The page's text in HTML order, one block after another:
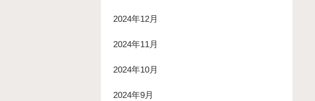
2024年12月
2024年11月
2024年10月
2024年9月